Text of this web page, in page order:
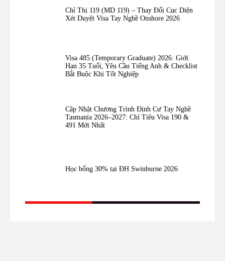
Chỉ Thị 119 (MD 119) – Thay Đổi Cục Diện
Xét Duyệt Visa Tay Nghề Onshore 2026
Visa 485 (Temporary Graduate) 2026: Giới
Hạn 35 Tuổi, Yêu Cầu Tiếng Anh & Checklist
Bắt Buộc Khi Tốt Nghiệp
Cập Nhật Chương Trình Định Cư Tay Nghề
Tasmania 2026–2027: Chỉ Tiêu Visa 190 &
491 Mới Nhất
Học bổng 30% tại ĐH Swinburne 2026